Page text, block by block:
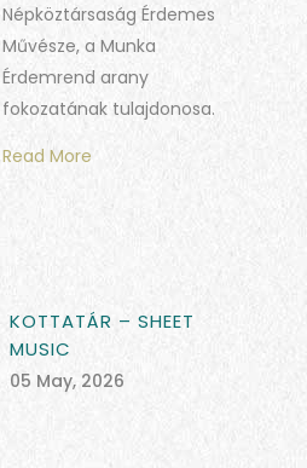
Népköztársaság Érdemes
Művésze, a Munka
Érdemrend arany
fokozatának tulajdonosa.
Read More
KOTTATÁR – SHEET
MUSIC
05 May, 2026